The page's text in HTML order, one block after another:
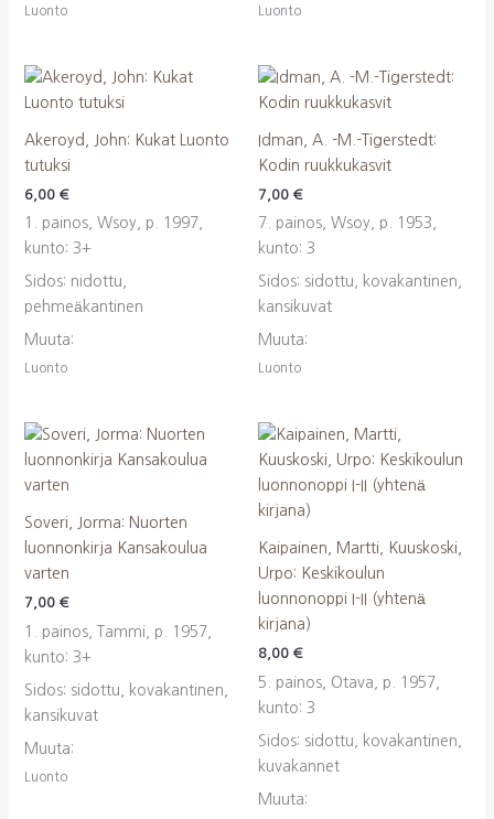
Luonto Luonto
Akeroyd, John: Kukat Luonto
tutuksi
6,00 €
1. painos, Wsoy, p. 1997,
kunto: 3+
Sidos: nidottu,
pehmeäkantinen
Muuta:
Luonto
Idman, A. -M.-Tigerstedt:
Kodin ruukkukasvit
7,00 €
7. painos, Wsoy, p. 1953,
kunto: 3
Sidos: sidottu, kovakantinen,
kansikuvat
Muuta:
Luonto
Soveri, Jorma: Nuorten
luonnonkirja Kansakoulua
varten
7,00 €
1. painos, Tammi, p. 1957,
kunto: 3+
Sidos: sidottu, kovakantinen,
kansikuvat
Muuta:
Luonto
Kaipainen, Martti, Kuuskoski,
Urpo: Keskikoulun
luonnonoppi I-II (yhtenä
kirjana)
8,00 €
5. painos, Otava, p. 1957,
kunto: 3
Sidos: sidottu, kovakantinen,
kuvakannet
Muuta: